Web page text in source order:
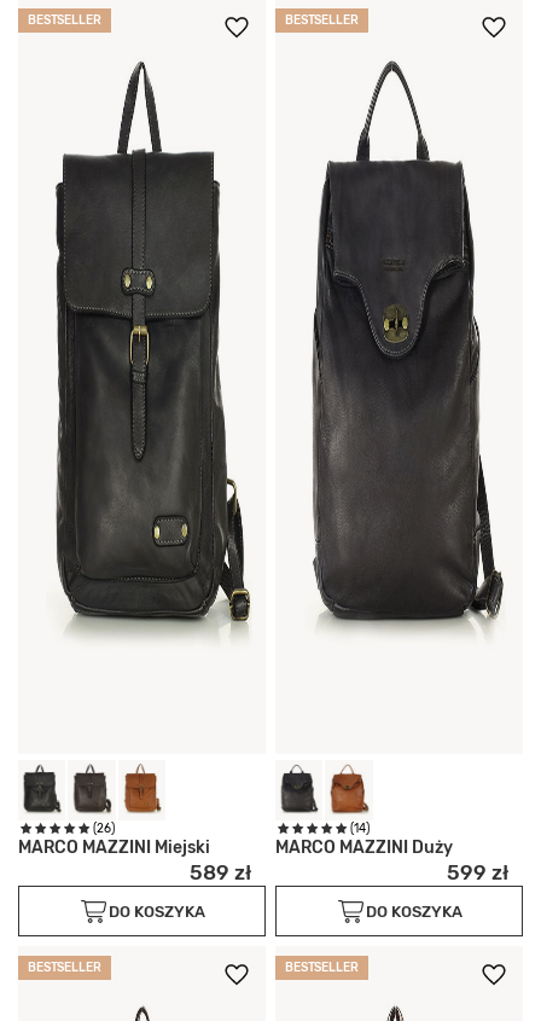
BESTSELLER
(26)
MARCO MAZZINI Miejski
589 zł
DO KOSZYKA
BESTSELLER
(14)
MARCO MAZZINI Duży
599 zł
DO KOSZYKA
BESTSELLER BESTSELLER